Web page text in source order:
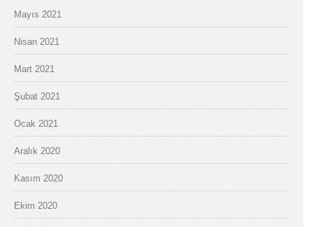
Mayıs 2021
Nisan 2021
Mart 2021
Şubat 2021
Ocak 2021
Aralık 2020
Kasım 2020
Ekim 2020